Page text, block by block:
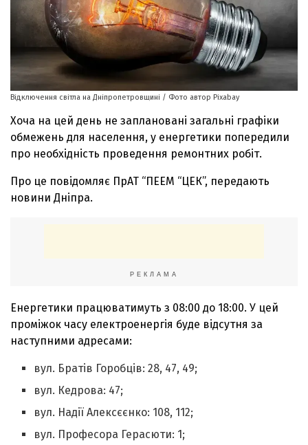
Відключення світла на Дніпропетровщині / Фото автор Pixabay
Хоча на цей день не заплановані загальні графіки
обмежень для населення, у енергетики попередили
про необхідність проведення ремонтних робіт.
Про це повідомляє ПрАТ “ПЕЕМ “ЦЕК”, передають
новини Дніпра.
РЕКЛАМА
Енергетики працюватимуть з 08:00 до 18:00. У цей
проміжок часу електроенергія буде відсутня за
наступними адресами:
вул. Братів Горобців: 28, 47, 49;
вул. Кедрова: 47;
вул. Надії Алексєєнко: 108, 112;
вул. Професора Герасюти: 1;